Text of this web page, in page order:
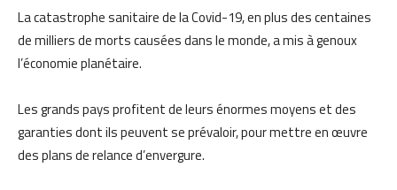
La catastrophe sanitaire de la Covid-19, en plus des centaines
de milliers de morts causées dans le monde, a mis à genoux
l’économie planétaire.
Les grands pays profitent de leurs énormes moyens et des
garanties dont ils peuvent se prévaloir, pour mettre en œuvre
des plans de relance d’envergure.